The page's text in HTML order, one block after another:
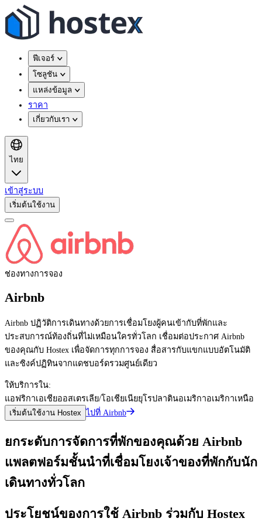
ฟีเจอร์
โซลูชัน
แหล่งข้อมูล
ราคา
เกี่ยวกับเรา
ไทย
เข้าสู่ระบบ
เริ่มต้นใช้งาน
ช่องทางการจอง
Airbnb
Airbnb ปฏิวัติการเดินทางด้วยการเชื่อมโยงผู้คนเข้ากับที่พักและ
ประสบการณ์ท้องถิ่นที่ไม่เหมือนใครทั่วโลก เชื่อมต่อประกาศ Airbnb
ของคุณกับ Hostex เพื่อจัดการทุกการจอง สื่อสารกับแขกแบบอัตโนมัติ
และซิงค์ปฏิทินจากแดชบอร์ดรวมศูนย์เดียว
ให้บริการใน:
แอฟริกาเอเชียออสเตรเลีย/โอเชียเนียยุโรป ลาตินอเมริกาอเมริกาเหนือ
เริ่มต้นใช้งาน Hostex ไปที่ Airbnb
ยกระดับการจัดการที่พักของคุณด้วย Airbnb
แพลตฟอร์มชั้นนำที่เชื่อมโยงเจ้าของที่พักกับนัก
เดินทางทั่วโลก
ประโยชน์ของการใช้ Airbnb ร่วมกับ Hostex